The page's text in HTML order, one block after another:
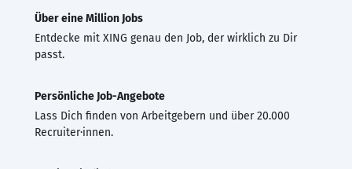
Über eine Million Jobs
Entdecke mit XING genau den Job, der wirklich zu Dir
passt.
Persönliche Job-Angebote
Lass Dich finden von Arbeitgebern und über 20.000
Recruiter·innen.